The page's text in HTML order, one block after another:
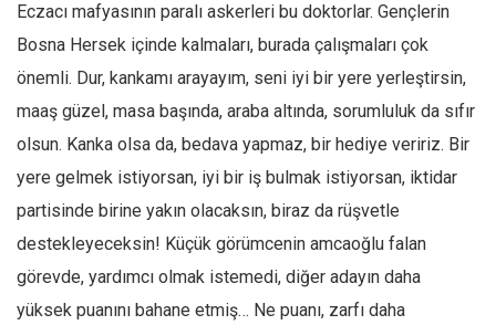
Eczacı mafyasının paralı askerleri bu doktorlar. Gençlerin
Bosna Hersek içinde kalmaları, burada çalışmaları çok
önemli. Dur, kankamı arayayım, seni iyi bir yere yerleştirsin,
maaş güzel, masa başında, araba altında, sorumluluk da sıfır
olsun. Kanka olsa da, bedava yapmaz, bir hediye veririz. Bir
yere gelmek istiyorsan, iyi bir iş bulmak istiyorsan, iktidar
partisinde birine yakın olacaksın, biraz da rüşvetle
destekleyeceksin! Küçük görümcenin amcaoğlu falan
görevde, yardımcı olmak istemedi, diğer adayın daha
yüksek puanını bahane etmiş… Ne puanı, zarfı daha